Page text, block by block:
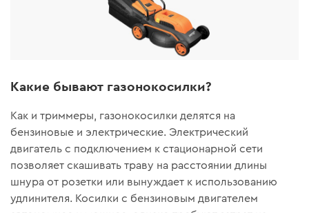
Какие бывают газонокосилки?
Как и триммеры, газонокосилки делятся на
бензиновые и электрические. Электрический
двигатель с подключением к стационарной сети
позволяет скашивать траву на расстоянии длины
шнура от розетки или вынуждает к использованию
удлинителя. Косилки с бензиновым двигателем